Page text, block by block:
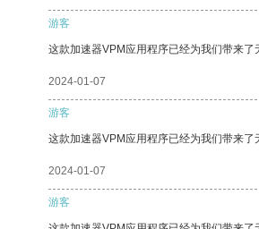
游客
这款加速器VPM应用程序已经为我们带来
2024-01-07
游客
这款加速器VPM应用程序已经为我们带来
2024-01-07
游客